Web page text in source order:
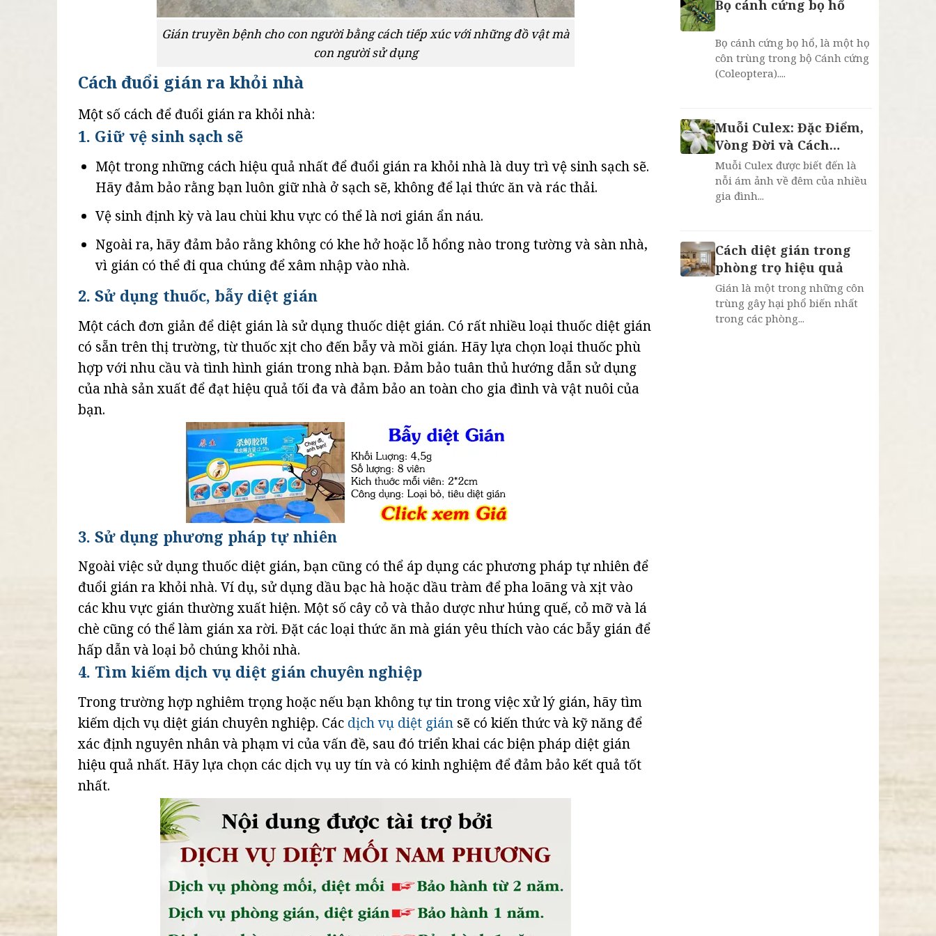
Gián truyền bệnh cho con người bằng cách tiếp xúc với những đồ vật mà
con người sử dụng
Cách đuổi gián ra khỏi nhà
Một số cách để đuổi gián ra khỏi nhà:
1. Giữ vệ sinh sạch sẽ
Một trong những cách hiệu quả nhất để đuổi gián ra khỏi nhà là duy trì vệ sinh sạch sẽ.
Hãy đảm bảo rằng bạn luôn giữ nhà ở sạch sẽ, không để lại thức ăn và rác thải.
Vệ sinh định kỳ và lau chùi khu vực có thể là nơi gián ẩn náu.
Ngoài ra, hãy đảm bảo rằng không có khe hở hoặc lỗ hổng nào trong tường và sàn nhà,
vì gián có thể đi qua chúng để xâm nhập vào nhà.
2. Sử dụng thuốc, bẫy diệt gián
Một cách đơn giản để diệt gián là sử dụng thuốc diệt gián. Có rất nhiều loại thuốc diệt gián
có sẵn trên thị trường, từ thuốc xịt cho đến bẫy và mồi gián. Hãy lựa chọn loại thuốc phù
hợp với nhu cầu và tình hình gián trong nhà bạn. Đảm bảo tuân thủ hướng dẫn sử dụng
của nhà sản xuất để đạt hiệu quả tối đa và đảm bảo an toàn cho gia đình và vật nuôi của
bạn.
3. Sử dụng phương pháp tự nhiên
Ngoài việc sử dụng thuốc diệt gián, bạn cũng có thể áp dụng các phương pháp tự nhiên để
đuổi gián ra khỏi nhà. Ví dụ, sử dụng dầu bạc hà hoặc dầu tràm để pha loãng và xịt vào
các khu vực gián thường xuất hiện. Một số cây cỏ và thảo dược như húng quế, cỏ mỡ và lá
chè cũng có thể làm gián xa rời. Đặt các loại thức ăn mà gián yêu thích vào các bẫy gián để
hấp dẫn và loại bỏ chúng khỏi nhà.
4. Tìm kiếm dịch vụ diệt gián chuyên nghiệp
Trong trường hợp nghiêm trọng hoặc nếu bạn không tự tin trong việc xử lý gián, hãy tìm
kiếm dịch vụ diệt gián chuyên nghiệp. Các dịch vụ diệt gián sẽ có kiến thức và kỹ năng để
xác định nguyên nhân và phạm vi của vấn đề, sau đó triển khai các biện pháp diệt gián
hiệu quả nhất. Hãy lựa chọn các dịch vụ uy tín và có kinh nghiệm để đảm bảo kết quả tốt
nhất.
Bọ cánh cứng bọ hổ
Bọ cánh cứng bọ hổ, là một họ
côn trùng trong bộ Cánh cứng
(Coleoptera)....
Muỗi Culex: Đặc Điểm,
Vòng Đời và Cách
Phòng Chống Hiệu Quả
Muỗi Culex được biết đến là
nỗi ám ảnh về đêm của nhiều
gia đình...
Cách diệt gián trong
phòng trọ hiệu quả
Gián là một trong những côn
trùng gây hại phổ biến nhất
trong các phòng...